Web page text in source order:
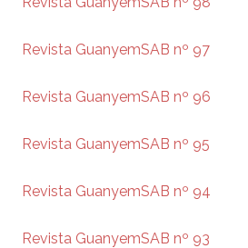
Revista GuanyemSAB nº 97
Revista GuanyemSAB nº 96
Revista GuanyemSAB nº 95
Revista GuanyemSAB nº 94
Revista GuanyemSAB nº 93